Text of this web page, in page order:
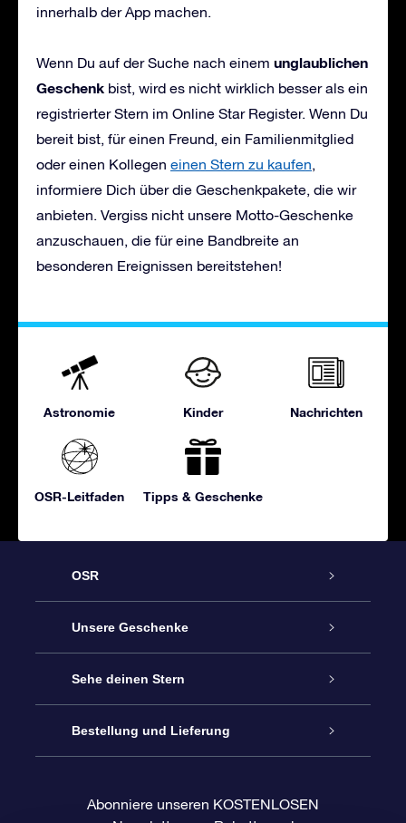
innerhalb der App machen.
Wenn Du auf der Suche nach einem unglaublichen
Geschenk bist, wird es nicht wirklich besser als ein
registrierter Stern im Online Star Register. Wenn Du
bereit bist, für einen Freund, ein Familienmitglied
oder einen Kollegen einen Stern zu kaufen,
informiere Dich über die Geschenkpakete, die wir
anbieten. Vergiss nicht unsere Motto-Geschenke
anzuschauen, die für eine Bandbreite an
besonderen Ereignissen bereitstehen!
Astronomie Kinder Nachrichten
OSR-Leitfaden Tipps & Geschenke
OSR
Service
Kontakt
Blog
Unsere Geschenke
Sterne schenken
OSR-Geschenkpaket
Sehe deinen Stern
Sternregister
Bestellung und Lieferung
Abonniere unseren KOSTENLOSEN